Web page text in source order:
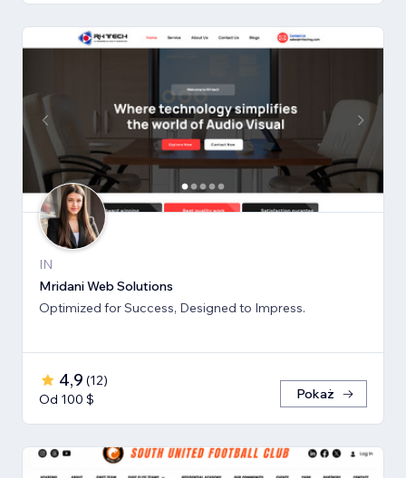
IN
Mridani Web Solutions
Optimized for Success, Designed to Impress.
4,9 (12)
Od 100 $
Pokaż